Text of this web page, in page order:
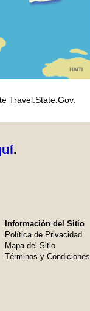
Travel.State.Gov.
.
Información del Sitio
Política de Privacidad
Mapa del Sitio
Términos y Condiciones